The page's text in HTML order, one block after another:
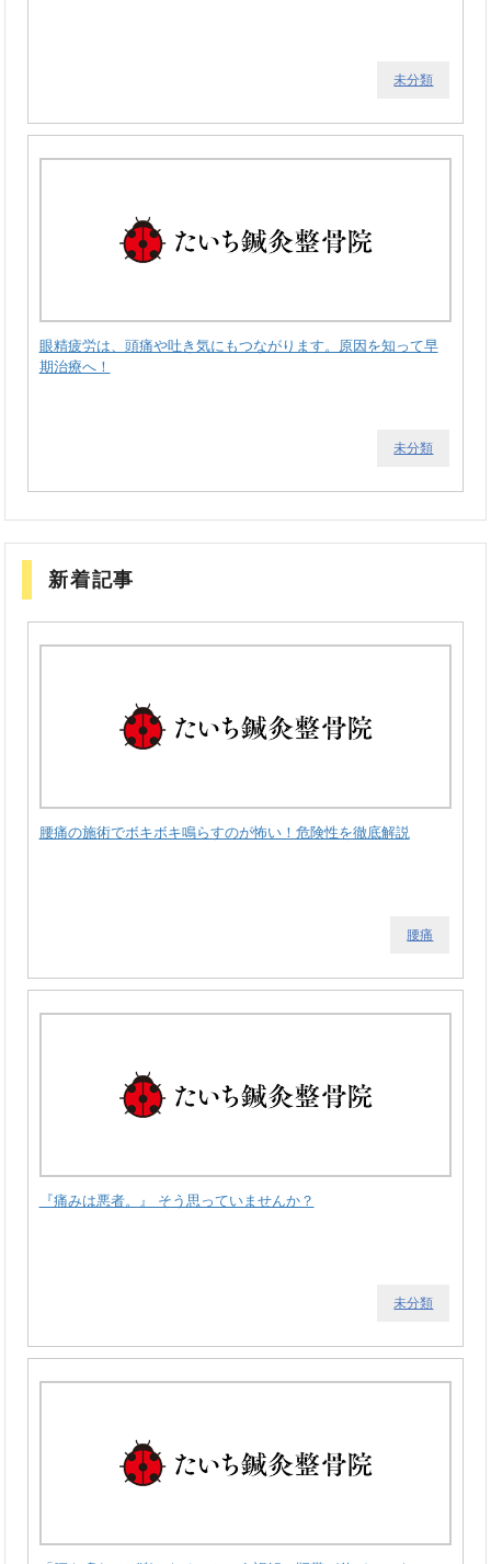
未分類
眼精疲労は、頭痛や吐き気にもつながります。原因を知って早
期治療へ！
未分類
新着記事
腰痛の施術でボキボキ鳴らすのが怖い！危険性を徹底解説
腰痛
『痛みは悪者。』 そう思っていませんか？
未分類